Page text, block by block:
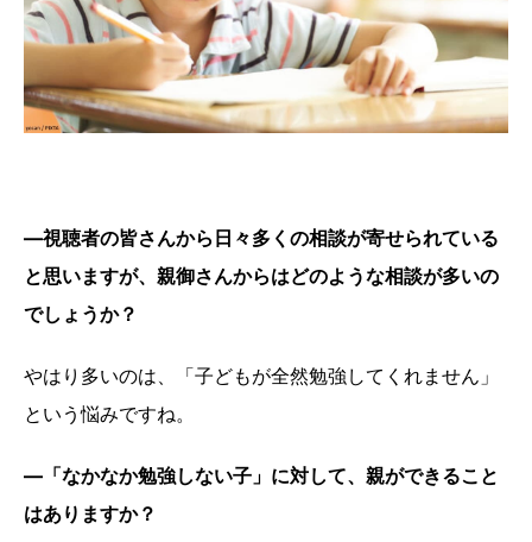
―視聴者の皆さんから日々多くの相談が寄せられている
と思いますが、親御さんからはどのような相談が多いの
でしょうか？
やはり多いのは、「子どもが全然勉強してくれません」
という悩みですね。
―「なかなか勉強しない子」に対して、親ができること
はありますか？